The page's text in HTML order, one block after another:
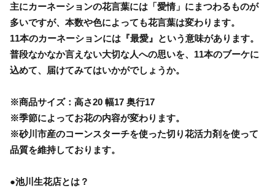
主にカーネーションの花言葉には「愛情」にまつわるものが
多いですが、本数や色によっても花言葉は変わります。
11本のカーネーションには『最愛』という意味があります。
普段なかなか言えない大切な人への思いを、11本のブーケに
込めて、届けてみてはいかがでしょうか。
※商品サイズ：高さ20 幅17 奥行17
※季節によってお花の内容が変わります。
※砂川市産のコーンスターチを使った切り花活力剤を使って
品質を維持しております。
●池川生花店とは？